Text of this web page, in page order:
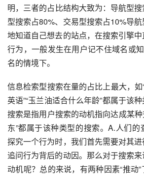
明，三者的占比结构大致为：导航型
型搜索占80%、交易型搜索占10%导
地知道自己想去的站点，在搜索引擎
行为，一般发生在用户记不住域名或
名的情境下。
信息检索型搜索在量的占比上最大，如
英语”“玉兰油适合什么年龄”都属于该
搜索是指用户搜索的动机指向达成某种
东”都属于该种类型的搜索。A.人们
探究一个行为时，我们首先需要对其
追问行为背后的动因。那么对于搜索
动机呢？总的来说，有两种因素“推动